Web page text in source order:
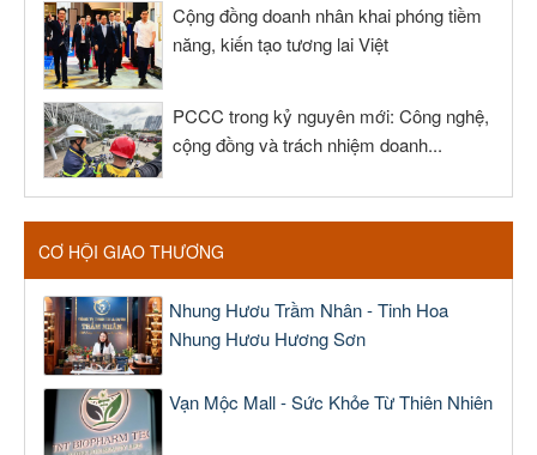
Cộng đồng doanh nhân khai phóng tiềm
năng, kiến tạo tương lai Việt
PCCC trong kỷ nguyên mới: Công nghệ,
cộng đồng và trách nhiệm doanh...
CƠ HỘI GIAO THƯƠNG
Nhung Hươu Trầm Nhân - Tinh Hoa
Nhung Hươu Hương Sơn
Vạn Mộc Mall - Sức Khỏe Từ Thiên Nhiên